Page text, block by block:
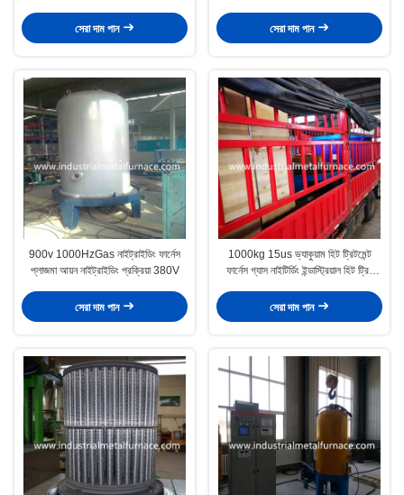
সেরা দাম পান সেরা দাম পান
900v 1000HzGas নাইট্রাইডিং ফার্নেস
প্লাজমা আয়ন নাইট্রাইডিং প্রক্রিয়া 380V
সেরা দাম পান
1000kg 15us ভ্যাকুয়াম হিট ট্রিটমেন্ট
ফার্নেস গ্যাস নাইটির্ডিং ইন্ডাস্ট্রিয়াল হিট ট্রিট
সেরা দাম পান